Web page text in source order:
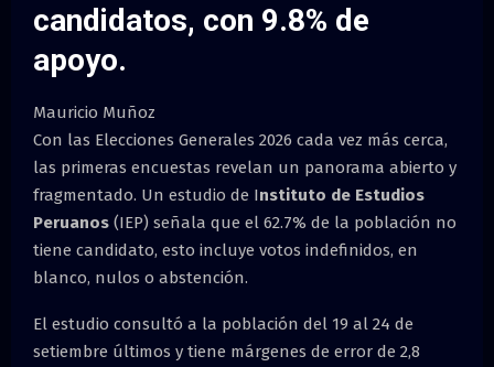
candidatos, con 9.8% de
apoyo.
Mauricio Muñoz
Con las Elecciones Generales 2026 cada vez más cerca,
las primeras encuestas revelan un panorama abierto y
fragmentado. Un estudio de Instituto de Estudios
Peruanos (IEP) señala que el 62.7% de la población no
tiene candidato, esto incluye votos indefinidos, en
blanco, nulos o abstención.
El estudio consultó a la población del 19 al 24 de
setiembre últimos y tiene márgenes de error de 2,8